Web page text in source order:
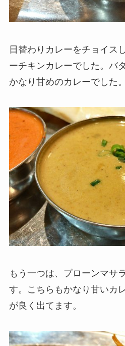
日替わりカレーをチョイス
ーチキンカレーでした。バ
かなり甘めのカレーでした。
もう一つは、プローンマサ
す。こちらもかなり甘いカ
が良く出てます。